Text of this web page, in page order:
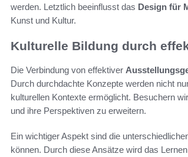
werden. Letztlich beeinflusst das Design für
Kunst und Kultur.
Kulturelle Bildung durch
Die Verbindung von effektiver
Durch durchdachte Konzepte werden nicht
kulturellen Kontexte ermöglicht. Besuchern
und ihre Perspektiven zu erweitern.
Ein wichtiger Aspekt sind die
können. Durch diese Ansätze wird das